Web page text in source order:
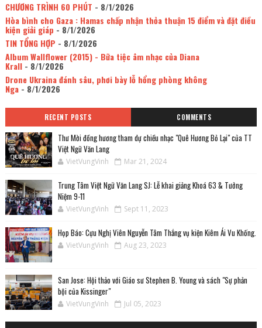
CHƯƠNG TRÌNH 60 PHÚT - 8/1/2026
Hòa bình cho Gaza : Hamas chấp nhận thỏa thuận 15 điểm và đặt điều
kiện giải giáp - 8/1/2026
TIN TỔNG HỢP - 8/1/2026
Album Wallflower (2015) - Bữa tiệc âm nhạc của Diana
Krall- 8/1/2026
Drone Ukraina đánh sâu, phơi bày lỗ hổng phòng không
Nga- 8/1/2026
RECENT POSTS COMMENTS
Thư Mời đồng hương tham dự chiều nhạc "Quê Hương Bỏ Lại" của TT
Việt Ngữ Văn Lang
VietVungVinh Mar 21, 2024
Trung Tâm Việt Ngữ Văn Lang SJ: Lễ khai giảng Khoá 63 & Tưởng
Niệm 9-11
VietVungVinh Sept 11, 2023
Họp Báo: Cựu Nghị Viên Nguyễn Tâm Thắng vụ kiện Kiêm Ái Vu Khống.
VietVungVinh Aug 23, 2023
San Jose: Hội thảo với Giáo sư Stephen B. Young và sách "Sự phản
bội của Kissinger"
VietVungVinh Jul 05, 2023